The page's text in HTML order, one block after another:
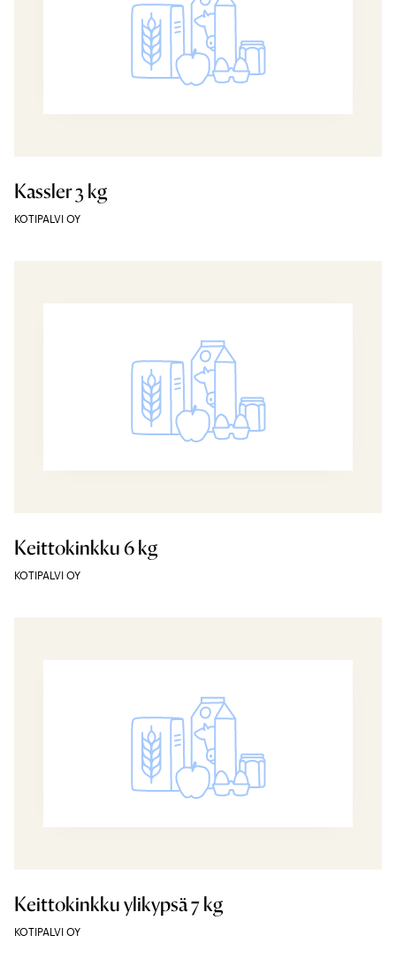
Kassler 3 kg
KOTIPALVI OY
Keittokinkku 6 kg
KOTIPALVI OY
Keittokinkku ylikypsä 7 kg
KOTIPALVI OY